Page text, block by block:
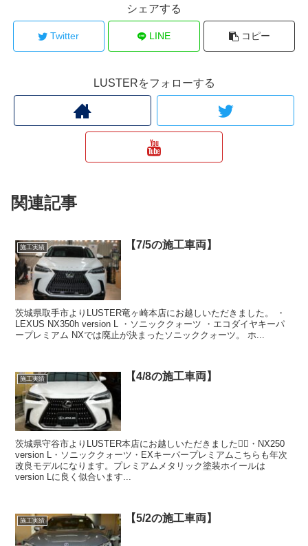
シェアする
Twitter LINE コピー
LUSTERをフォローする
関連記事
施工実績 【7/5の施工車両】
茨城県取手市よりLUSTER竜ヶ崎本店にお越しいただきました。 ・
LEXUS NX350h version L ・ソニッククォーツ ・エコダイヤキーパ
ープレミアム NXでは廃止が決まったソニッククォーツ。 ホ...
施工実績 【4/8の施工車両】
茨城県守谷市よりLUSTER本店にお越しいただきました🙇‍♂️・NX250
version L・ソニッククォーツ・EXキーパープレミアムこちらも年次
改良モデルになります。プレミアムメタリック塗装ホイールは
version Lに良く似合います...
施工実績 【5/2の施工車両】